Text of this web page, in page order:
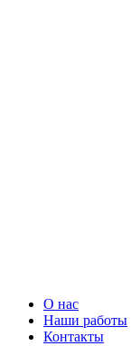
О нас
Наши работы
Контакты